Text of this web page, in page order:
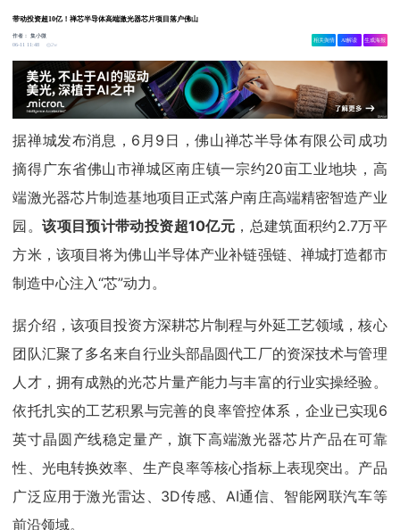
带动投资超10亿！禅芯半导体高端激光器芯片项目落户佛山
作者：集小微
06-11 11:48
2w
相关舆情 AI解读 生成海报
据禅城发布消息，6月9日，佛山禅芯半导体有限公司成功
摘得广东省佛山市禅城区南庄镇一宗约20亩工业地块，高
端激光器芯片制造基地项目正式落户南庄高端精密智造产业
园。该项目预计带动投资超10亿元 ，总建筑面积约2.7万平
方米，该项目将为佛山半导体产业补链强链、禅城打造都市
制造中心注入“芯”动力。
据介绍，该项目投资方深耕芯片制程与外延工艺领域，核心
团队汇聚了多名来自行业头部晶圆代工厂的资深技术与管理
人才，拥有成熟的光芯片量产能力与丰富的行业实操经验。
依托扎实的工艺积累与完善的良率管控体系，企业已实现6
英寸晶圆产线稳定量产，旗下高端激光器芯片产品在可靠
性、光电转换效率、生产良率等核心指标上表现突出。产品
广泛应用于激光雷达、3D传感、AI通信、智能网联汽车等
前沿领域。